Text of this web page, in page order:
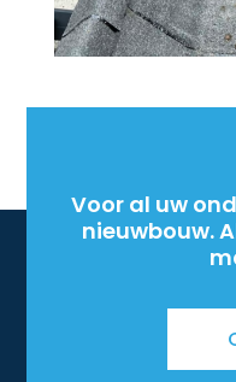
Voor al uw
nieuwbouw.